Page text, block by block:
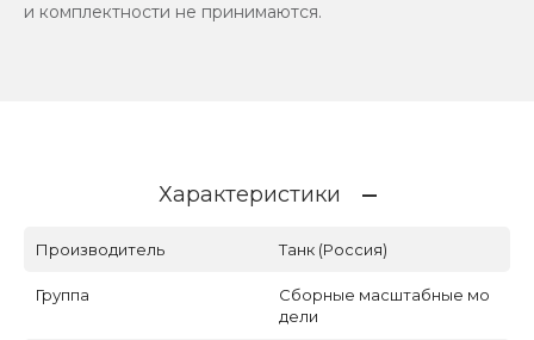
и комплектности не принимаются.
Характеристики
Производитель Танк (Россия)
Группа
Сборные масштабные мо
дели